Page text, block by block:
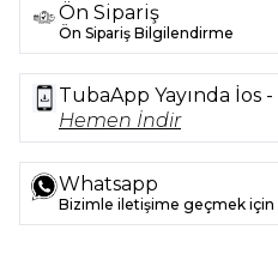
Ön Sipariş
Ön Sipariş Bilgilendirme
TubaApp Yayında İos
Hemen İndir
Whatsapp
Bizimle iletişime geçmek için